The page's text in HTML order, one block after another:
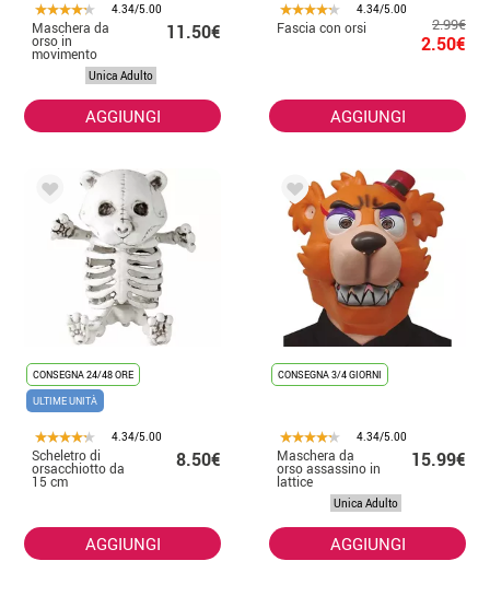
4.34/5.00
Maschera da
orso in
movimento
11.50€
Unica Adulto
AGGIUNGI
4.34/5.00
Fascia con orsi 2.99€
2.50€
AGGIUNGI
CONSEGNA 24/48 ORE
ULTIME UNITÀ
4.34/5.00
Scheletro di
orsacchiotto da
15 cm
8.50€
AGGIUNGI
CONSEGNA 3/4 GIORNI
4.34/5.00
Maschera da
orso assassino in
lattice
15.99€
Unica Adulto
AGGIUNGI